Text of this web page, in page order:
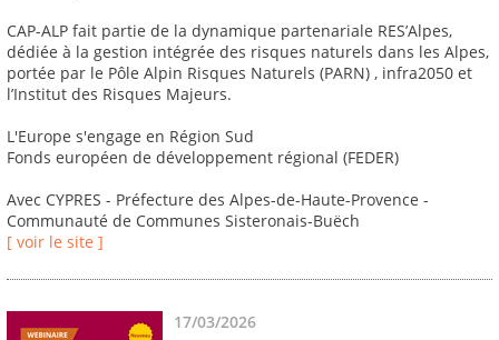
CAP-ALP fait partie de la dynamique partenariale RES’Alpes,
dédiée à la gestion intégrée des risques naturels dans les Alpes,
portée par le Pôle Alpin Risques Naturels (PARN) , infra2050 et
l’Institut des Risques Majeurs.
L'Europe s'engage en Région Sud
Fonds européen de développement régional (FEDER)
Avec CYPRES - Préfecture des Alpes-de-Haute-Provence -
Communauté de Communes Sisteronais-Buëch
[ voir le site ]
17/03/2026